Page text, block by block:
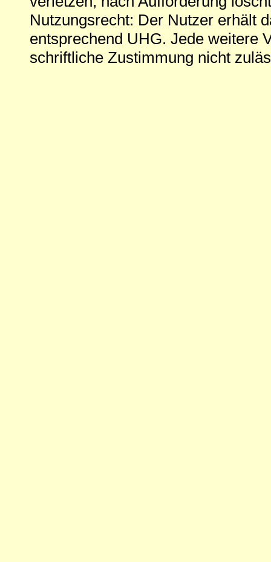
Nutzungsrecht: Der Nutzer erhält
entsprechend UHG. Jede weitere
schriftliche Zustimmung nicht